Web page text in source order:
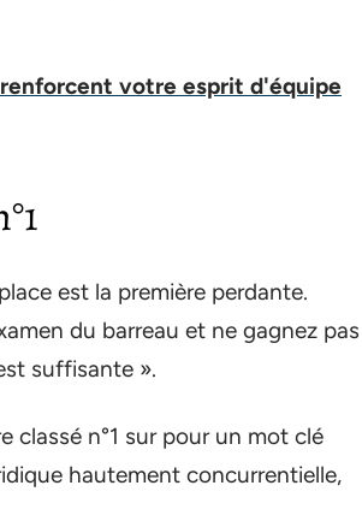
votre esprit d'équipe
est la première perdante.
du barreau et ne gagnez pas
suffisante ».
classé n°1 sur pour un mot clé
hautement concurrentielle,